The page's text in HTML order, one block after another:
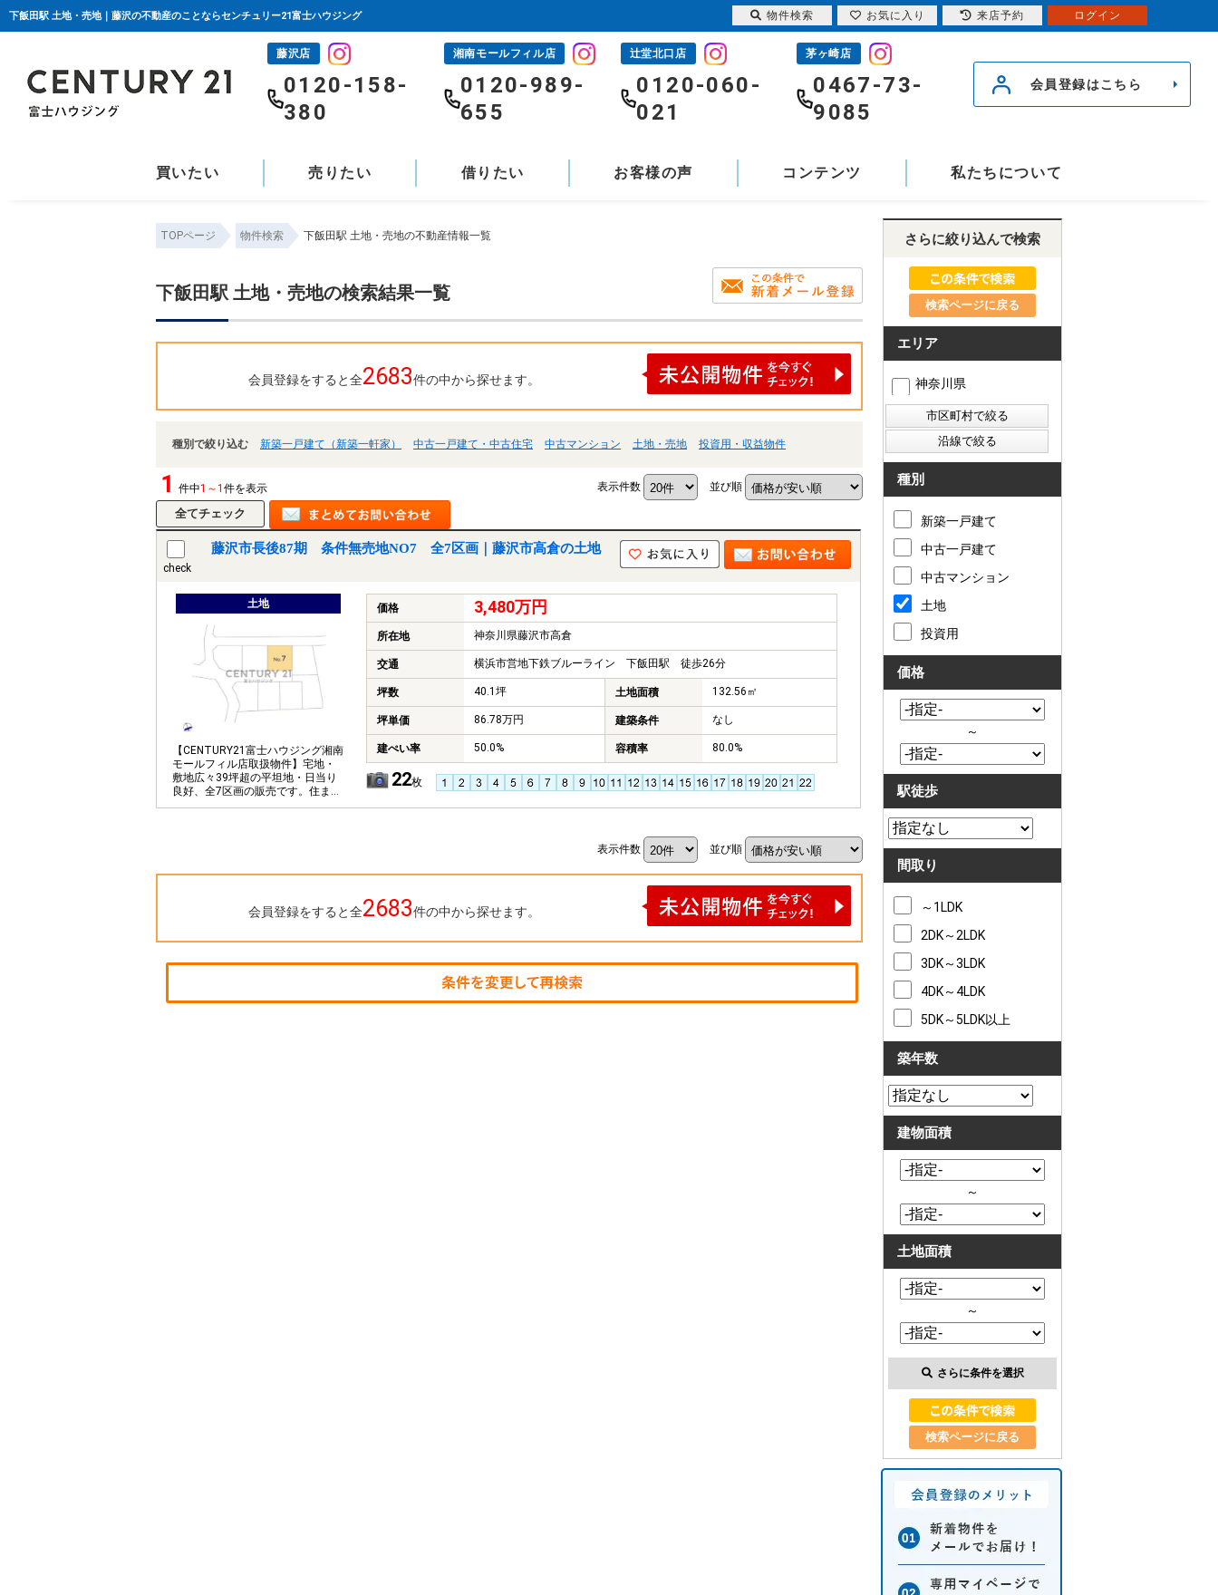
下飯田駅 土地・売地｜藤沢の不動産のことならセンチュリー21富士ハウジング
藤沢店
0120-158-
380
湘南モールフィル店
0120-989-
655
辻堂北口店
0120-060-
021
茅ヶ崎店
0467-73-
9085
会員登録はこちら
買いたい 売りたい 借りたい お客様の声 コンテンツ 私たちについて
TOPページ 物件検索 下飯田駅 土地・売地の不動産情報一覧
下飯田駅 土地・売地の検索結果一覧
会員登録をすると全2683件の中から探せます。
種別で絞り込む 新築一戸建て（新築一軒家） 中古一戸建て・中古住宅 中古マンション 土地・売地 投資用・収益物件
1 件中1～1 件を表示 表示件数 並び順
check
藤沢市長後87期 条件無売地NO7 全7区画｜藤沢市高倉の土地
土地
【CENTURY21富士ハウジング湘南
モールフィル店取扱物件】宅地・
敷地広々39坪超の平坦地・日当り
良好、全7区画の販売です。住まい
の夢をお手伝いします。
価格 3,480万円
所在地 神奈川県藤沢市高倉
交通 横浜市営地下鉄ブルーライン 下飯田駅 徒歩26分
坪数 40.1坪 土地面積 132.56㎡
坪単価 86.78万円 建築条件 なし
建ぺい率 50.0% 容積率 80.0%
22枚
表示件数 並び順
会員登録をすると全2683件の中から探せます。
さらに絞り込んで検索
検索ページに戻る
エリア
神奈川県
種別
新築一戸建て
中古一戸建て
中古マンション
土地
投資用
価格
～
駅徒歩
間取り
～1LDK
2DK～2LDK
3DK～3LDK
4DK～4LDK
5DK～5LDK以上
築年数
建物面積
～
土地面積
～
さらに条件を選択
検索ページに戻る
物件検索 お気に入り 来店予約 ログイン